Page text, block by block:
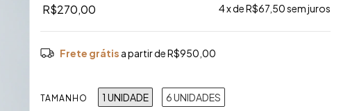
R$270,00 4x deR$67,50sem juros
Frete grátis a partir deR$950,00
TAMANHO 1 UNIDADE 6 UNIDADES